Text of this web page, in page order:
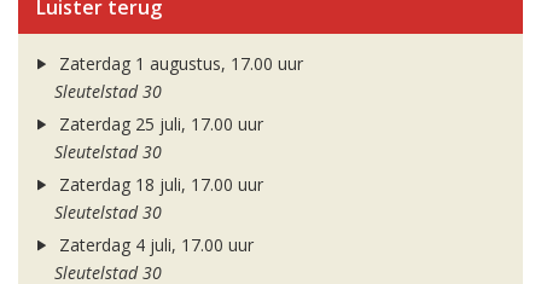
Luister terug
Zaterdag 1 augustus, 17.00 uur
Sleutelstad 30
Zaterdag 25 juli, 17.00 uur
Sleutelstad 30
Zaterdag 18 juli, 17.00 uur
Sleutelstad 30
Zaterdag 4 juli, 17.00 uur
Sleutelstad 30